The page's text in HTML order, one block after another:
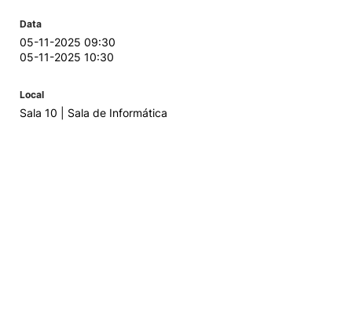
Data
05-11-2025 09:30
05-11-2025 10:30
Local
Sala 10 | Sala de Informática